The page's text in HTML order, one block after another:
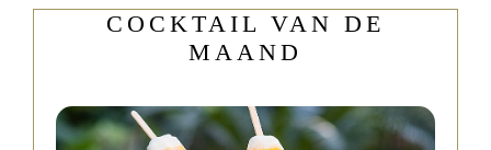
COCKTAIL VAN DE
MAAND